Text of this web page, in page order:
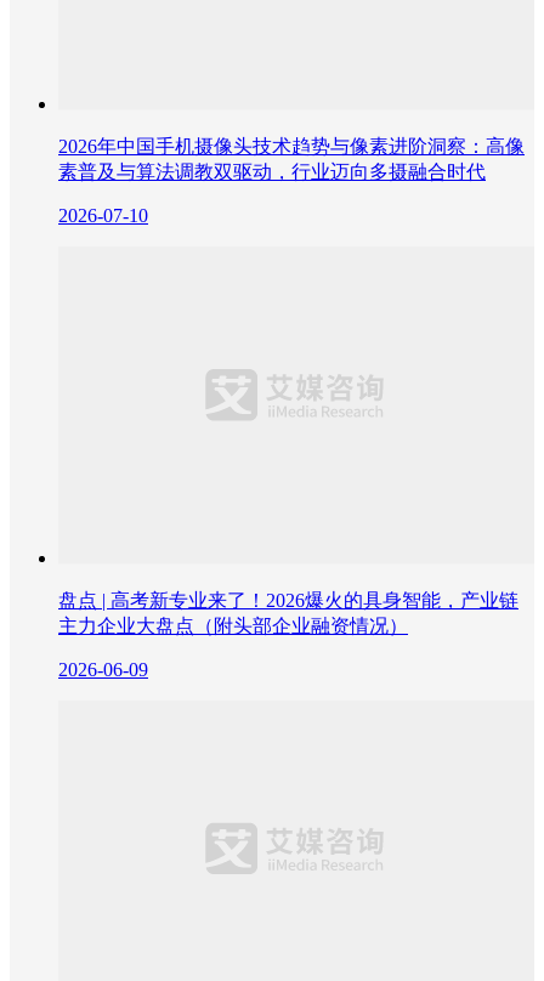
2026年中国手机摄像头技术趋势与像素进阶洞察：高像
素普及与算法调教双驱动，行业迈向多摄融合时代
2026-07-10
盘点 | 高考新专业来了！2026爆火的具身智能，产业链
主力企业大盘点（附头部企业融资情况）
2026-06-09